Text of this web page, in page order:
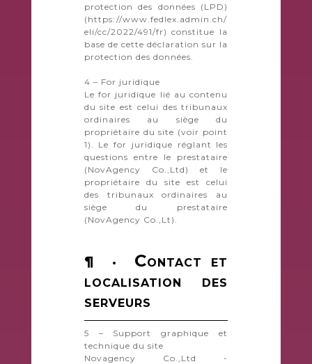
protection des données (LPD)
(https://www.fedlex.admin.ch/
eli/cc/2022/491/fr) constitue la
base de cette déclaration sur la
protection des données.
4 – For juridique
Le for juridique lié au contenu
du site est celui des tribunaux
ordinaires au siège du
propriétaire du site (voir point
1). Le for juridique réglant les
questions entre le prestataire
(NovAgency Co.,Ltd) et le
propriétaire du site est celui
des tribunaux ordinaires au
siège du prestataire
(NovAgency Co.,Lt).
¶ · CONTACT ET
LOCALISATION DES
SERVEURS
5 – Support graphique et
technique du site
Novagency Co.,Ltd -